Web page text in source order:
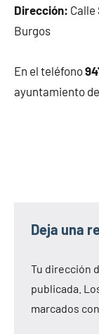
Dirección: Calle
Burgos
En el teléfono
ayuntamiento
Deja una
Tu dirección
publicada.
marcados con